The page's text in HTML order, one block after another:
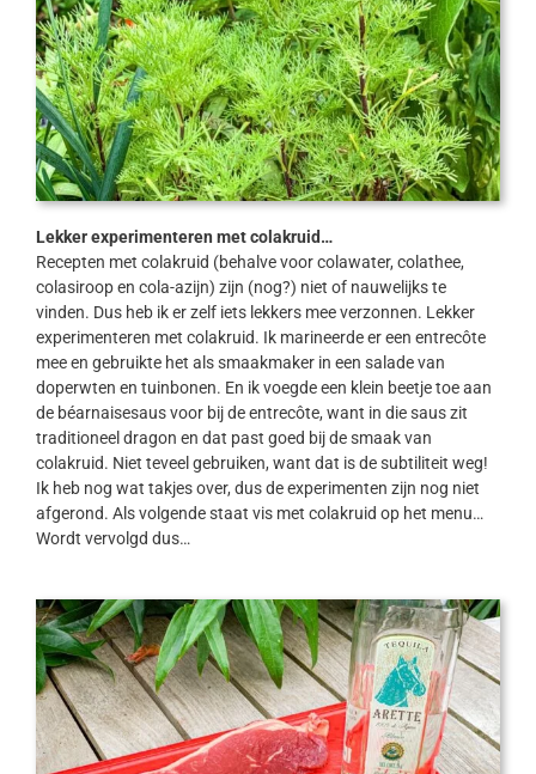
Lekker experimenteren met colakruid…
Recepten met colakruid (behalve voor colawater, colathee,
colasiroop en cola-azijn) zijn (nog?) niet of nauwelijks te
vinden. Dus heb ik er zelf iets lekkers mee verzonnen. Lekker
experimenteren met colakruid. Ik marineerde er een entrecôte
mee en gebruikte het als smaakmaker in een salade van
doperwten en tuinbonen. En ik voegde een klein beetje toe aan
de béarnaisesaus voor bij de entrecôte, want in die saus zit
traditioneel dragon en dat past goed bij de smaak van
colakruid. Niet teveel gebruiken, want dat is de subtiliteit weg!
Ik heb nog wat takjes over, dus de experimenten zijn nog niet
afgerond. Als volgende staat vis met colakruid op het menu…
Wordt vervolgd dus…